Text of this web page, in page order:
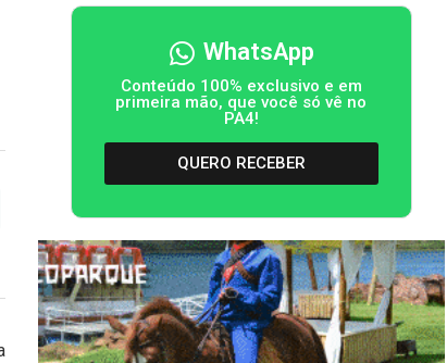
WhatsApp
Conteúdo 100% exclusivo e em
primeira mão, que você só vê no
PA4!
QUERO RECEBER